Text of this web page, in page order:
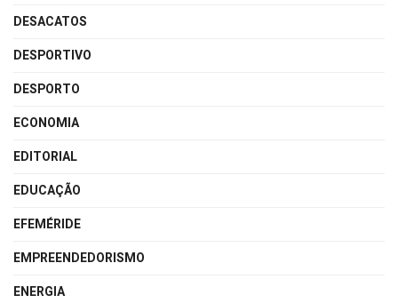
DESACATOS
DESPORTIVO
DESPORTO
ECONOMIA
EDITORIAL
EDUCAÇÃO
EFEMÉRIDE
EMPREENDEDORISMO
ENERGIA